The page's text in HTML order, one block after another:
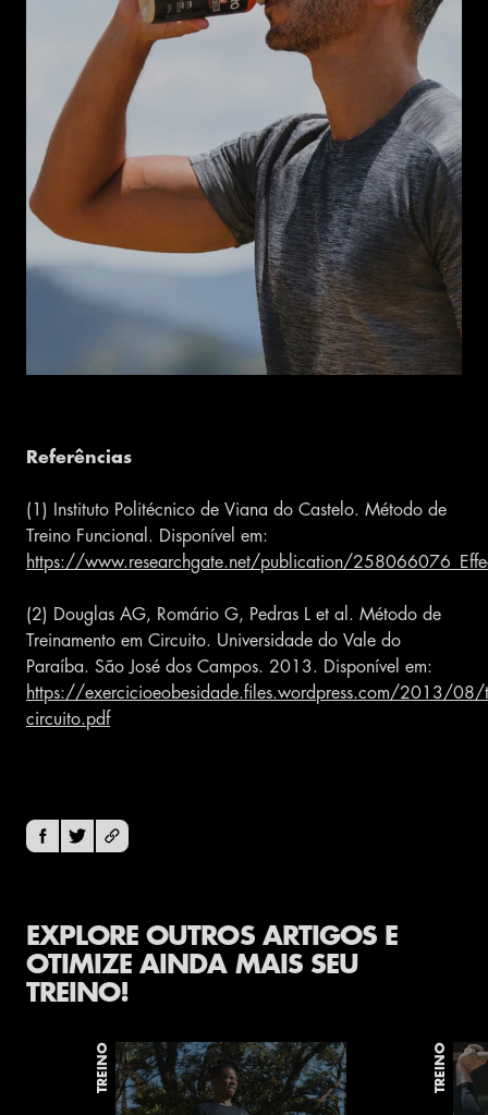
Referências
(1) Instituto Politécnico de Viana do Castelo. Método de
Treino Funcional. Disponível em:
https://www.researchgate.net/publication/
(2) Douglas AG, Romário G, Pedras L et al. Método de
Treinamento em Circuito. Universidade do Vale do
Paraíba. São José dos Campos. 2013. Disponível em:
https://exercicioeobesidade.files.wordpress.com/2013/08/
circuito.pdf
EXPLORE OUTROS ARTIGOS E
OTIMIZE AINDA MAIS SEU
TREINO!
TREINO TREINO